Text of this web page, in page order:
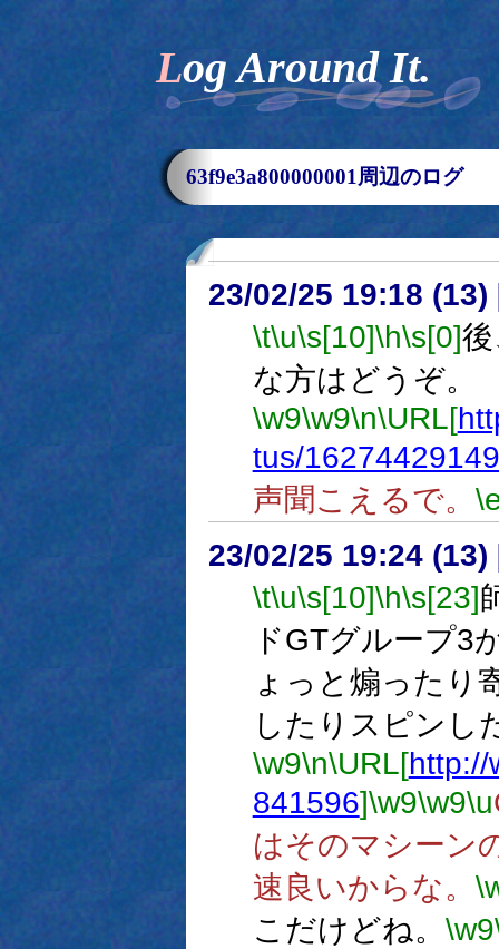
Log Around It.
63f9e3a800000001周辺のログ
23/02/25 19:18 (13)
\t\u\s[10]\h\s[0]
な方はどうぞ。
\w9\w9\n\URL[
tus/
声聞こえるで。
23/02/25 19:24 (13)
\t\u\s[10]\h\s[23]
ドGTグループ3
ょっと煽ったり
したりスピンし
\w9\n\URL[http://
841596]\w9\w9\u
はそのマシーン
速良いからな。
こだけどね。 \w9